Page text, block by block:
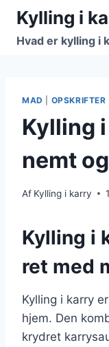
Fortsæt
indhold
Kylling i
Hvad er kylling i
MAD OPSKRIFTER
Kylling
nemt
Af Kylling i karry
Kylling i
ret med
Kylling i karry
hjem. Den
krydret